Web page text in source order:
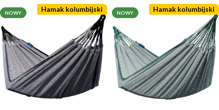
NOWY Hamak kolumbijski NOWY Hamak kolumbijski